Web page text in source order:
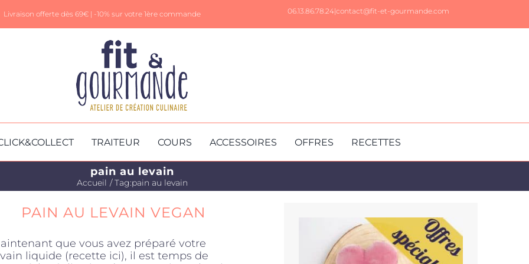
Livraison offerte dès 69€ | -10% sur votre 1ère commande 06.13.86.78.24|contact@fit-et-gourmande.com
TRAITEUR COURS ACCESSOIRES OFFRES RECETTES
pain au levain
Accueil Tag:pain au levain
PAIN AU LEVAIN VEGAN
que vous avez préparé votre
liquide (recette ici), il est temps de